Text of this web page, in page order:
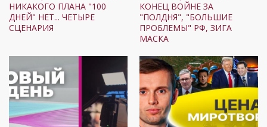
НИКАКОГО ПЛАНА "100
ДНЕЙ" НЕТ... ЧЕТЫРЕ
СЦЕНАРИЯ
КОНЕЦ ВОЙНЕ ЗА
"ПОЛДНЯ", "БОЛЬШИЕ
ПРОБЛЕМЫ" РФ, ЗИГА
МАСКА